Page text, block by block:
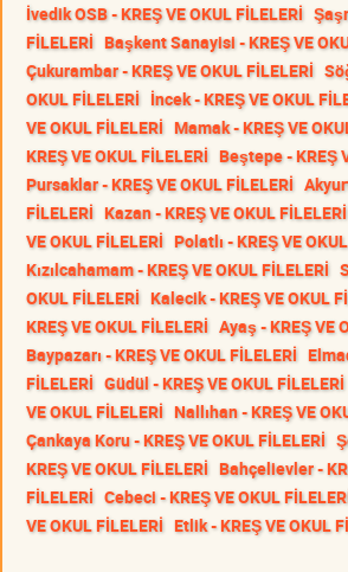
İvedik OSB - KREŞ VE OKUL FİLELERİ
FİLELERİ Başkent Sanayisi - KREŞ VE
Çukurambar - KREŞ VE OKUL FİLELERİ
OKUL FİLELERİ İncek - KREŞ VE OKUL
VE OKUL FİLELERİ Mamak - KREŞ VE
KREŞ VE OKUL FİLELERİ Beştepe - KREŞ
Pursaklar - KREŞ VE OKUL FİLELERİ
FİLELERİ Kazan - KREŞ VE OKUL FİLELERİ
VE OKUL FİLELERİ Polatlı - KREŞ VE
Kızılcahamam - KREŞ VE OKUL FİLELERİ
OKUL FİLELERİ Kalecik - KREŞ VE OKUL
KREŞ VE OKUL FİLELERİ Ayaş - KREŞ VE
Baypazarı - KREŞ VE OKUL FİLELERİ
FİLELERİ Güdül - KREŞ VE OKUL FİLELERİ
VE OKUL FİLELERİ Nallıhan - KREŞ VE
Çankaya Koru - KREŞ VE OKUL FİLELERİ
KREŞ VE OKUL FİLELERİ Bahçelievler -
FİLELERİ Cebeci - KREŞ VE OKUL
VE OKUL FİLELERİ Etlik - KREŞ VE OKUL